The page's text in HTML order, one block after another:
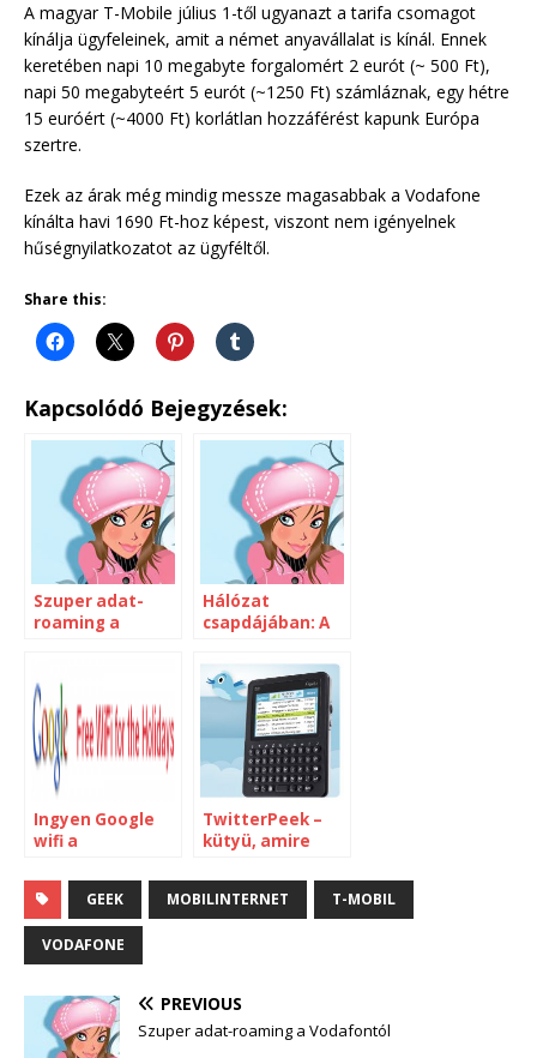
A magyar T-Mobile július 1-től ugyanazt a tarifa csomagot
kínálja ügyfeleinek, amit a német anyavállalat is kínál. Ennek
keretében napi 10 megabyte forgalomért 2 eurót (~ 500 Ft),
napi 50 megabyteért 5 eurót (~1250 Ft) számláznak, egy hétre
15 euróért (~4000 Ft) korlátlan hozzáférést kapunk Európa
szertre.
Ezek az árak még mindig messze magasabbak a Vodafone
kínálta havi 1690 Ft-hoz képest, viszont nem igényelnek
hűségnyilatkozatot az ügyféltől.
Share this:
Kapcsolódó Bejegyzések:
Szuper adat-
roaming a
Hálózat
csapdájában: A
Ingyen Google
wifi a
TwitterPeek –
kütyü, amire
GEEK MOBILINTERNET T-MOBIL
VODAFONE
PREVIOUS
Szuper adat-roaming a Vodafontól